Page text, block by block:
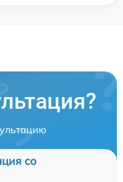
со